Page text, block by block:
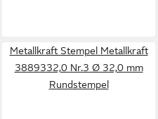
Metallkraft Stempel Metallkraft
3889332,0 Nr.3 Ø 32,0 mm
Rundstempel